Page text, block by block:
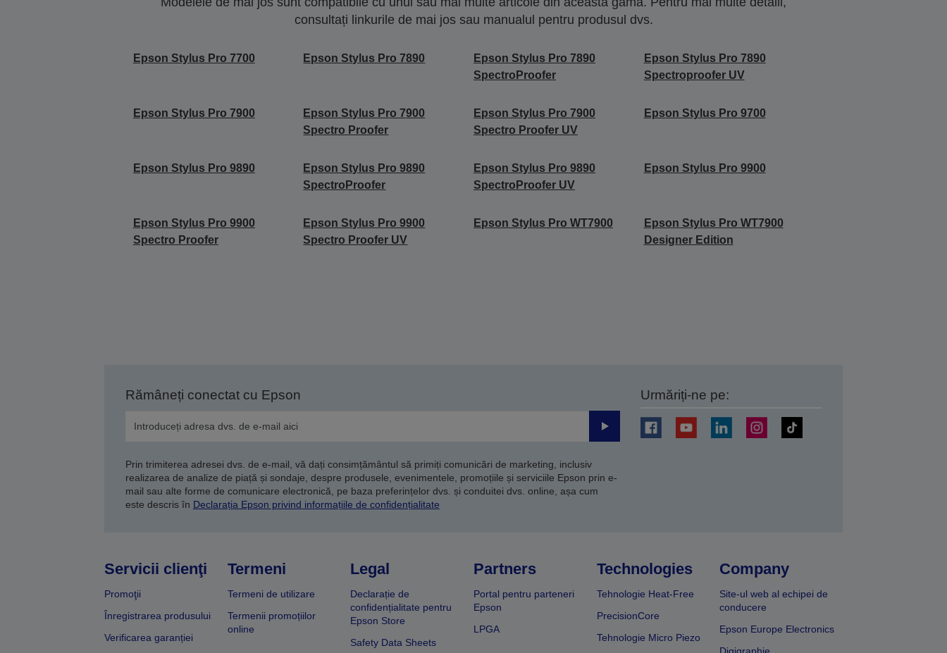
consultați linkurile de mai jos sau manualul pentru produsul dvs.
Epson Stylus Pro 7700 Epson Stylus Pro 7890
Epson Stylus Pro 7890
SpectroProofer
Epson Stylus Pro 7890
Spectroproofer UV
Epson Stylus Pro 7900
Epson Stylus Pro 7900
Spectro Proofer
Epson Stylus Pro 7900
Spectro Proofer UV
Epson Stylus Pro 9700
Epson Stylus Pro 9890
Epson Stylus Pro 9890
SpectroProofer
Epson Stylus Pro 9890
SpectroProofer UV
Epson Stylus Pro 9900
Epson Stylus Pro 9900
Spectro Proofer
Epson Stylus Pro 9900
Spectro Proofer UV
Epson Stylus Pro WT7900
Epson Stylus Pro WT7900
Designer Edition
Rămâneți conectat cu Epson
Trimiteți
Prin trimiterea adresei dvs. de e-mail, vă dați consimțământul să primiți comunicări de marketing, inclusiv
realizarea de analize de piață și sondaje, despre produsele, evenimentele, promoțiile și serviciile Epson prin e-
mail sau alte forme de comunicare electronică, pe baza preferințelor dvs. și conduitei dvs. online, așa cum
este descris în Declarația Epson privind informațiile de confidențialitate
Urmăriți-ne pe:
Servicii clienţi
Promoţii
Înregistrarea produsului
Verificarea garanției
Termeni
Termeni de utilizare
Termenii promoțiilor
online
Legal
Declarație de
confidențialitate pentru
Epson Store
Safety Data Sheets
Partners
Portal pentru parteneri
Epson
LPGA
Technologies
Tehnologie Heat-Free
PrecisionCore
Tehnologie Micro Piezo
Company
Site-ul web al echipei de
conducere
Epson Europe Electronics
Digigraphie